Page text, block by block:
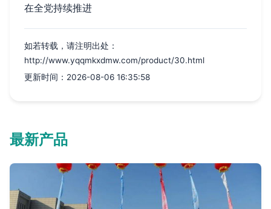
在全党持续推进
如若转载，请注明出处：
http://www.yqqmkxdmw.com/product/30.html
更新时间：2026-08-06 16:35:58
最新产品